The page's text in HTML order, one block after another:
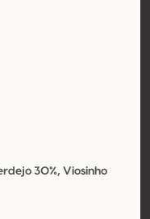
30%, Viosinho